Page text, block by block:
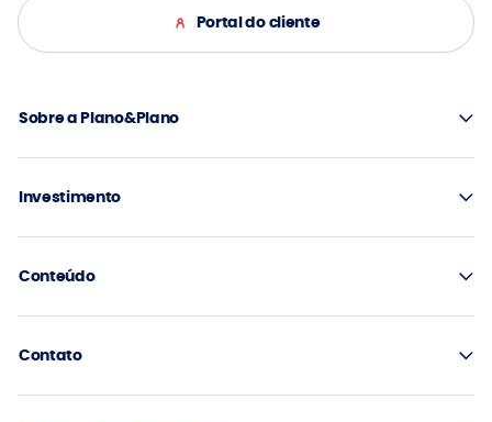
Portal do cliente
Sobre a Plano&Plano
Investimento
Conteúdo
Contato